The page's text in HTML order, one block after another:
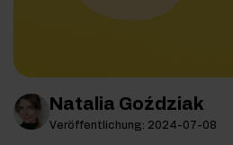
Natalia Goździak
Veröffentlichung: 2024-07-08